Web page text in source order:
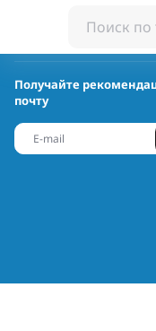
Получайте
почту